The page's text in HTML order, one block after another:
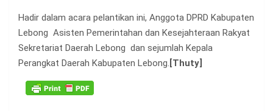
Hadir dalam acara pelantikan ini, Anggota DPRD Kabupaten
Lebong Asisten Pemerintahan dan Kesejahteraan Rakyat
Sekretariat Daerah Lebong dan sejumlah Kepala
Perangkat Daerah Kabupaten Lebong. [Thuty]